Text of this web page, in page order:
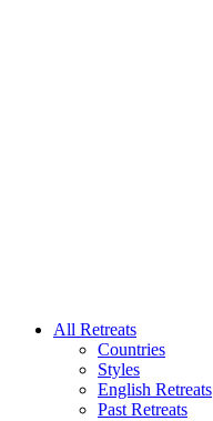
All Retreats
Countries
Styles
English Retreats
Past Retreats